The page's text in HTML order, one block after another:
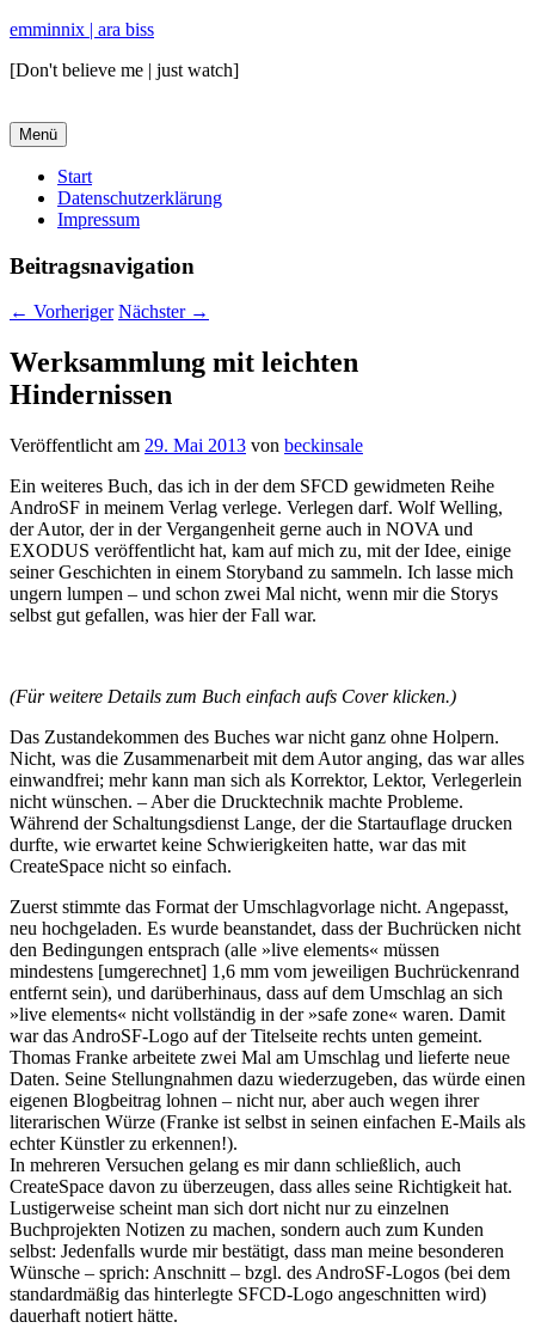
emminnix | ara biss
[Don't believe me | just watch]
Menü
Primäres
Menü
Start
Datenschutzerklärung
Impressum
Beitragsnavigation
← Vorheriger Nächster →
Werksammlung mit leichten
Hindernissen
Veröffentlicht am 29. Mai 2013 von beckinsale
Ein weiteres Buch, das ich in der dem SFCD gewidmeten Reihe
AndroSF in meinem Verlag verlege. Verlegen darf. Wolf Welling,
der Autor, der in der Vergangenheit gerne auch in NOVA und
EXODUS veröffentlicht hat, kam auf mich zu, mit der Idee, einige
seiner Geschichten in einem Storyband zu sammeln. Ich lasse mich
ungern lumpen – und schon zwei Mal nicht, wenn mir die Storys
selbst gut gefallen, was hier der Fall war.
(Für weitere Details zum Buch einfach aufs Cover klicken.)
Das Zustandekommen des Buches war nicht ganz ohne Holpern.
Nicht, was die Zusammenarbeit mit dem Autor anging, das war alles
einwandfrei; mehr kann man sich als Korrektor, Lektor, Verlegerlein
nicht wünschen. – Aber die Drucktechnik machte Probleme.
Während der Schaltungsdienst Lange, der die Startauflage drucken
durfte, wie erwartet keine Schwierigkeiten hatte, war das mit
CreateSpace nicht so einfach.
Zuerst stimmte das Format der Umschlagvorlage nicht. Angepasst,
neu hochgeladen. Es wurde beanstandet, dass der Buchrücken nicht
den Bedingungen entsprach (alle »live elements« müssen
mindestens [umgerechnet] 1,6 mm vom jeweiligen Buchrückenrand
entfernt sein), und darüberhinaus, dass auf dem Umschlag an sich
»live elements« nicht vollständig in der »safe zone« waren. Damit
war das AndroSF-Logo auf der Titelseite rechts unten gemeint.
Thomas Franke arbeitete zwei Mal am Umschlag und lieferte neue
Daten. Seine Stellungnahmen dazu wiederzugeben, das würde einen
eigenen Blogbeitrag lohnen – nicht nur, aber auch wegen ihrer
literarischen Würze (Franke ist selbst in seinen einfachen E-Mails als
echter Künstler zu erkennen!).
In mehreren Versuchen gelang es mir dann schließlich, auch
CreateSpace davon zu überzeugen, dass alles seine Richtigkeit hat.
Lustigerweise scheint man sich dort nicht nur zu einzelnen
Buchprojekten Notizen zu machen, sondern auch zum Kunden
selbst: Jedenfalls wurde mir bestätigt, dass man meine besonderen
Wünsche – sprich: Anschnitt – bzgl. des AndroSF-Logos (bei dem
standardmäßig das hinterlegte SFCD-Logo angeschnitten wird)
dauerhaft notiert hätte.